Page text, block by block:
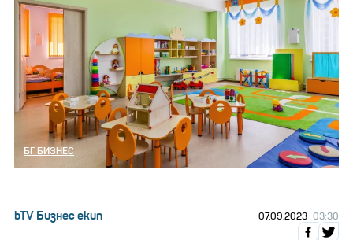
БГ БИЗНЕС
bTV Бизнес екип 07.09.2023 03:30